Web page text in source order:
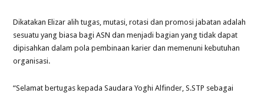
Dikatakan Elizar alih tugas, mutasi, rotasi dan promosi jabatan adalah
sesuatu yang biasa bagi ASN dan menjadi bagian yang tidak dapat
dipisahkan dalam pola pembinaan karier dan memenuni kebutuhan
organisasi.
“Selamat bertugas kepada Saudara Yoghi Alfinder, S.STP sebagai